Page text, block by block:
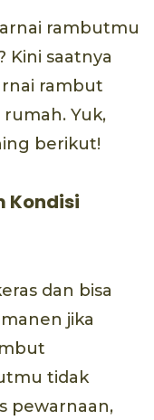
rambutmu
Kini saatnya
rambut
Yuk,
berikut!
Kondisi
dan bisa
jika
tidak
pewarnaan,